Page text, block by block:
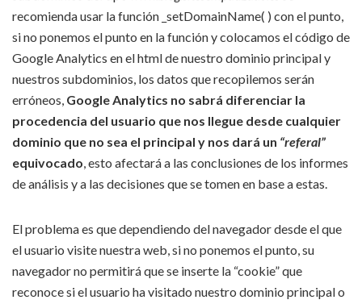
recomienda usar la función _setDomainName( ) con el punto,
si no ponemos el punto en la función y colocamos el código de
Google Analytics en el html de nuestro dominio principal y
nuestros subdominios, los datos que recopilemos serán
erróneos, Google Analytics no sabrá diferenciar la
procedencia del usuario que nos llegue desde cualquier
dominio que no sea el principal y nos dará un “referal”
equivocado, esto afectará a las conclusiones de los informes
de análisis y a las decisiones que se tomen en base a estas.
El problema es que dependiendo del navegador desde el que
el usuario visite nuestra web, si no ponemos el punto, su
navegador no permitirá que se inserte la “cookie” que
reconoce si el usuario ha visitado nuestro dominio principal o